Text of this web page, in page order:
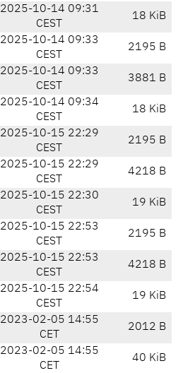
2025-10-14 09:31
CEST
18 KiB
2025-10-14 09:33
CEST
2195 B
2025-10-14 09:33
CEST
3881 B
2025-10-14 09:34
CEST
18 KiB
2025-10-15 22:29
CEST
2195 B
2025-10-15 22:29
CEST
4218 B
2025-10-15 22:30
CEST
19 KiB
2025-10-15 22:53
CEST
2195 B
2025-10-15 22:53
CEST
4218 B
2025-10-15 22:54
CEST
19 KiB
2023-02-05 14:55
CET
2012 B
2023-02-05 14:55
CET
40 KiB